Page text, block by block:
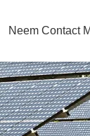
Neem Contact